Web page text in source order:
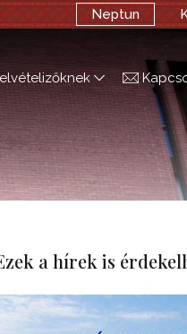
Neptun
a hírek is